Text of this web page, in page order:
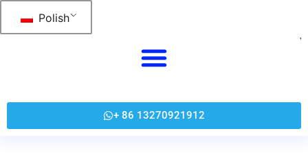
Polish
+ 86 13270921912